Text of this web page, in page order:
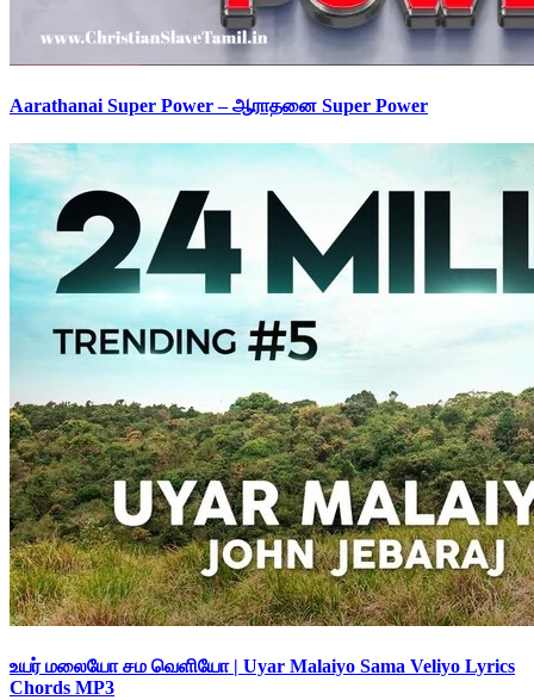
Aarathanai Super Power – ஆராதனை Super Power
உயர் மலையோ சம வெளியோ | Uyar Malaiyo Sama Veliyo Lyrics
Chords MP3